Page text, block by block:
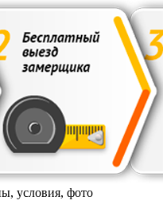
условия, фото